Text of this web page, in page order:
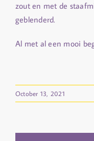
zout en met de
geblenderd.
Al met al een mooi
October 13, 2021